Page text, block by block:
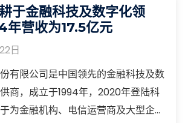
颗粒捕集器（GPF）、工业废气处理
理设备等核心品类
于金融科技及数字化领
营收为17.5亿元
日
有限公司是中国领先的金融科技及数
商，成立于1994年，2020年登陆科
为金融机构、电信运营商及大型企业